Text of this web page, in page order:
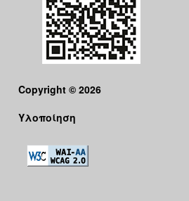
Copyright © 2026
Υλοποίηση